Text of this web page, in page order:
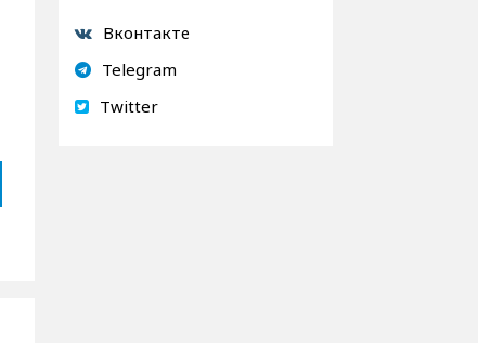
Вконтакте
Telegram
Twitter